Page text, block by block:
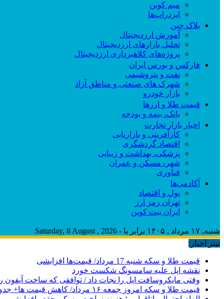
میم کوین‌
ایردراپ‌ها
بلاک چین
آموزش ارزدیجیتال
تحلیل بازارهای ارزدیجیتال
پروژه‌های کلاهبرداری ارزدیجیتال
فارکس و بورس ایران
نفت و پتروشیمی
شهرک های صنعتی و مناطق آزاد
بازار خودرو
قیمت طلا و ارزها
بانک، بیمه و بودجه
اخبار بازار تجارت
کارآفرینی و بازاریابی
اقتصاد گردشگری
پزشکی، بهداشت و زیبایی
شهر، مسکن و عمران
فناوری
آکادمی‌ها
پول و اقتصاد
تهران رمز ارز
ایران بیت کوین
شنبه, ۱۷ مرداد , ۱۴۰۵ برابر با - Saturday, 8 August , 2026
تیتر اخبار:
قیمت طلا و سکه شنبه 17 مرداد/ قیمت‌ها افزایشی
نقشه اپل علیه سامسونگ شکست خورد
وقتی مایکروسافت اپل را نجات داد / توافقی که ساخت آیفون
قیمت طلا و سکه امروز جمعه ۱۶ مرداد/ کاهش قیمت ها+ جدول و جزییات